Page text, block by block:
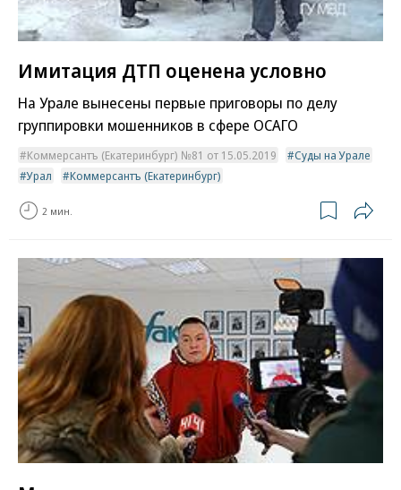
Имитация ДТП оценена условно
На Урале вынесены первые приговоры по делу
группировки мошенников в сфере ОСАГО
Коммерсантъ (Екатеринбург) №81 от 15.05.2019
Суды на Урале
Урал
Коммерсантъ (Екатеринбург)
2 мин.